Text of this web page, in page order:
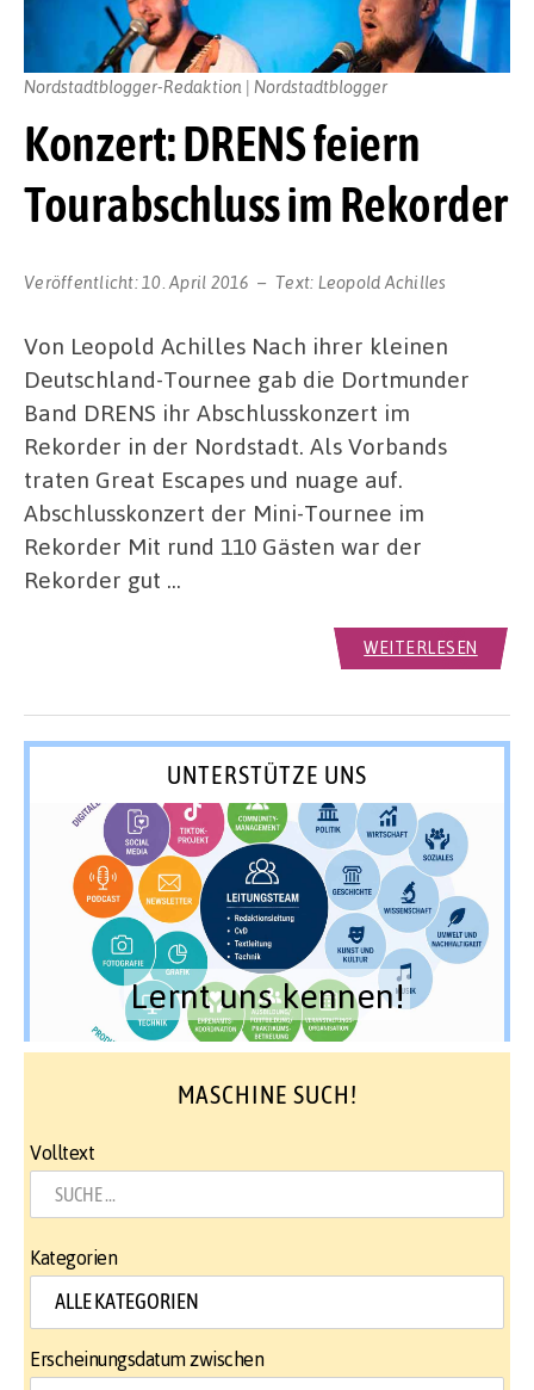
Konzert: DRENS feiern
Tourabschluss im Rekorder
Veröffentlicht: 10. April 2016 Text: Leopold Achilles
Nordstadtblogger-Redaktion | Nordstadtblogger
Von Leopold Achilles Nach ihrer kleinen
Deutschland-Tournee gab die Dortmunder
Band DRENS ihr Abschlusskonzert im
Rekorder in der Nordstadt. Als Vorbands
traten Great Escapes und nuage auf.
Abschlusskonzert der Mini-Tournee im
Rekorder Mit rund 110 Gästen war der
Rekorder gut …
WEITERLESEN
UNTERSTÜTZE UNS
Lernt uns kennen!
MASCHINE SUCH!
Volltext
Kategorien
Erscheinungsdatum zwischen